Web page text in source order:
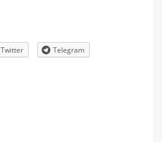
Twitter Telegram